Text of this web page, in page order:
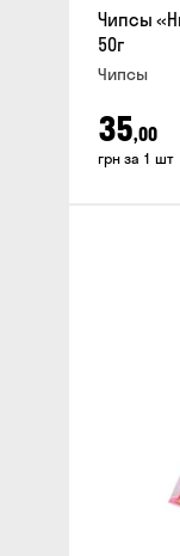
Чипсы
50г
Чипсы
35,00
грн за 1 шт